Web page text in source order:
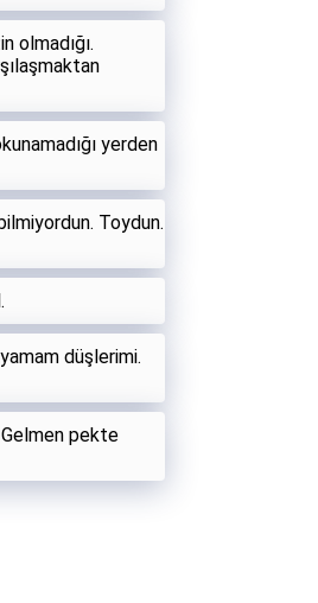
olmadığı.
yerden
Toydun.
düşlerimi.
pekte